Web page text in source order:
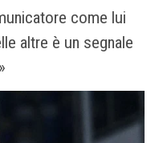
come lui
altre è un segnale